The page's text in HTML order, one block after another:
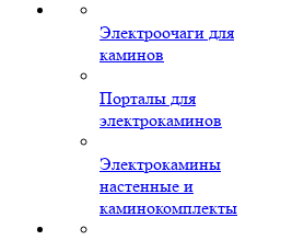
Электроочаги для
каминов
Порталы для
электрокаминов
Электрокамины
настенные и
каминокомплекты